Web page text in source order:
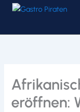
Zum
eröffnen: